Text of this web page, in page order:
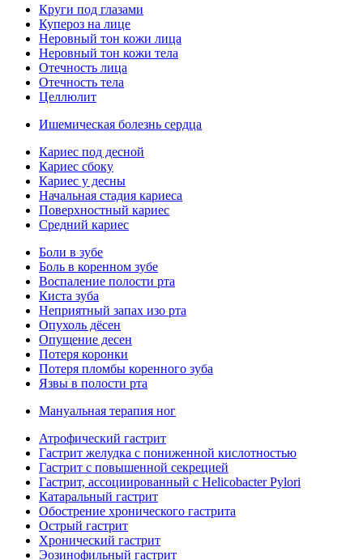
Круги под глазами
Купероз на лице
Неровный тон кожи лица
Неровный тон кожи тела
Отечность лица
Отечность тела
Целлюлит
Ишемическая болезнь сердца
Кариес под десной
Кариес сбоку
Кариес у десны
Начальная стадия кариеса
Поверхностный кариес
Средний кариес
Боли в зубе
Боль в коренном зубе
Воспаление полости рта
Киста зуба
Неприятный запах изо рта
Опухоль дёсен
Опущение десен
Потеря коронки
Потеря пломбы коренного зуба
Язвы в полости рта
Мануальная терапия ног
Атрофический гастрит
Гастрит желудка с пониженной кислотностью
Гастрит с повышенной секрецией
Гастрит, ассоциированный с Helicobacter Pylori
Катаральный гастрит
Обострение хронического гастрита
Острый гастрит
Хронический гастрит
Эозинофильный гастрит